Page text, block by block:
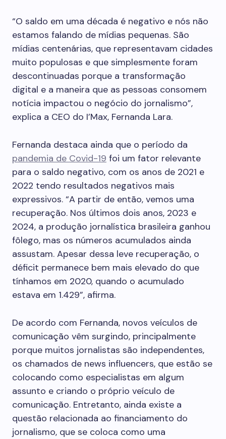
“O saldo em uma década é negativo e nós não
estamos falando de mídias pequenas. São
mídias centenárias, que representavam cidades
muito populosas e que simplesmente foram
descontinuadas porque a transformação
digital e a maneira que as pessoas consomem
notícia impactou o negócio do jornalismo”,
explica a CEO do I’Max, Fernanda Lara.
Fernanda destaca ainda que o período da
pandemia de Covid-19 foi um fator relevante
para o saldo negativo, com os anos de 2021 e
2022 tendo resultados negativos mais
expressivos. “A partir de então, vemos uma
recuperação. Nos últimos dois anos, 2023 e
2024, a produção jornalística brasileira ganhou
fôlego, mas os números acumulados ainda
assustam. Apesar dessa leve recuperação, o
déficit permanece bem mais elevado do que
tínhamos em 2020, quando o acumulado
estava em 1.429”, afirma.
De acordo com Fernanda, novos veículos de
comunicação vêm surgindo, principalmente
porque muitos jornalistas são independentes,
os chamados de news influencers, que estão se
colocando como especialistas em algum
assunto e criando o próprio veículo de
comunicação. Entretanto, ainda existe a
questão relacionada ao financiamento do
jornalismo, que se coloca como uma